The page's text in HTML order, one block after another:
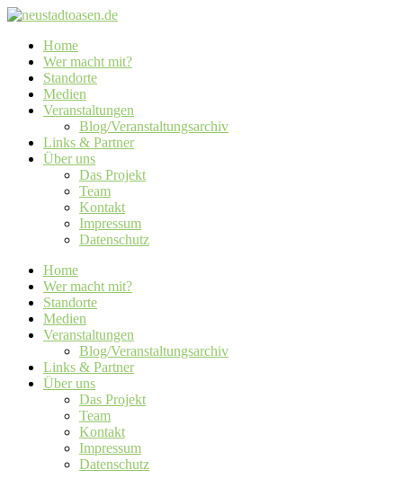
Home
Wer macht mit?
Standorte
Medien
Veranstaltungen
Blog/Veranstaltungsarchiv
Links & Partner
Über uns
Das Projekt
Team
Kontakt
Impressum
Datenschutz
Home
Wer macht mit?
Standorte
Medien
Veranstaltungen
Blog/Veranstaltungsarchiv
Links & Partner
Über uns
Das Projekt
Team
Kontakt
Impressum
Datenschutz